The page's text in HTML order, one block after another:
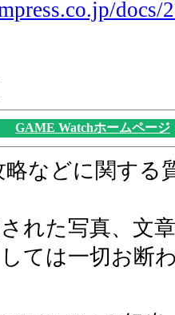
docs/
GAME Watchホームページ
などに関する
れた写真、文
ては一切お断